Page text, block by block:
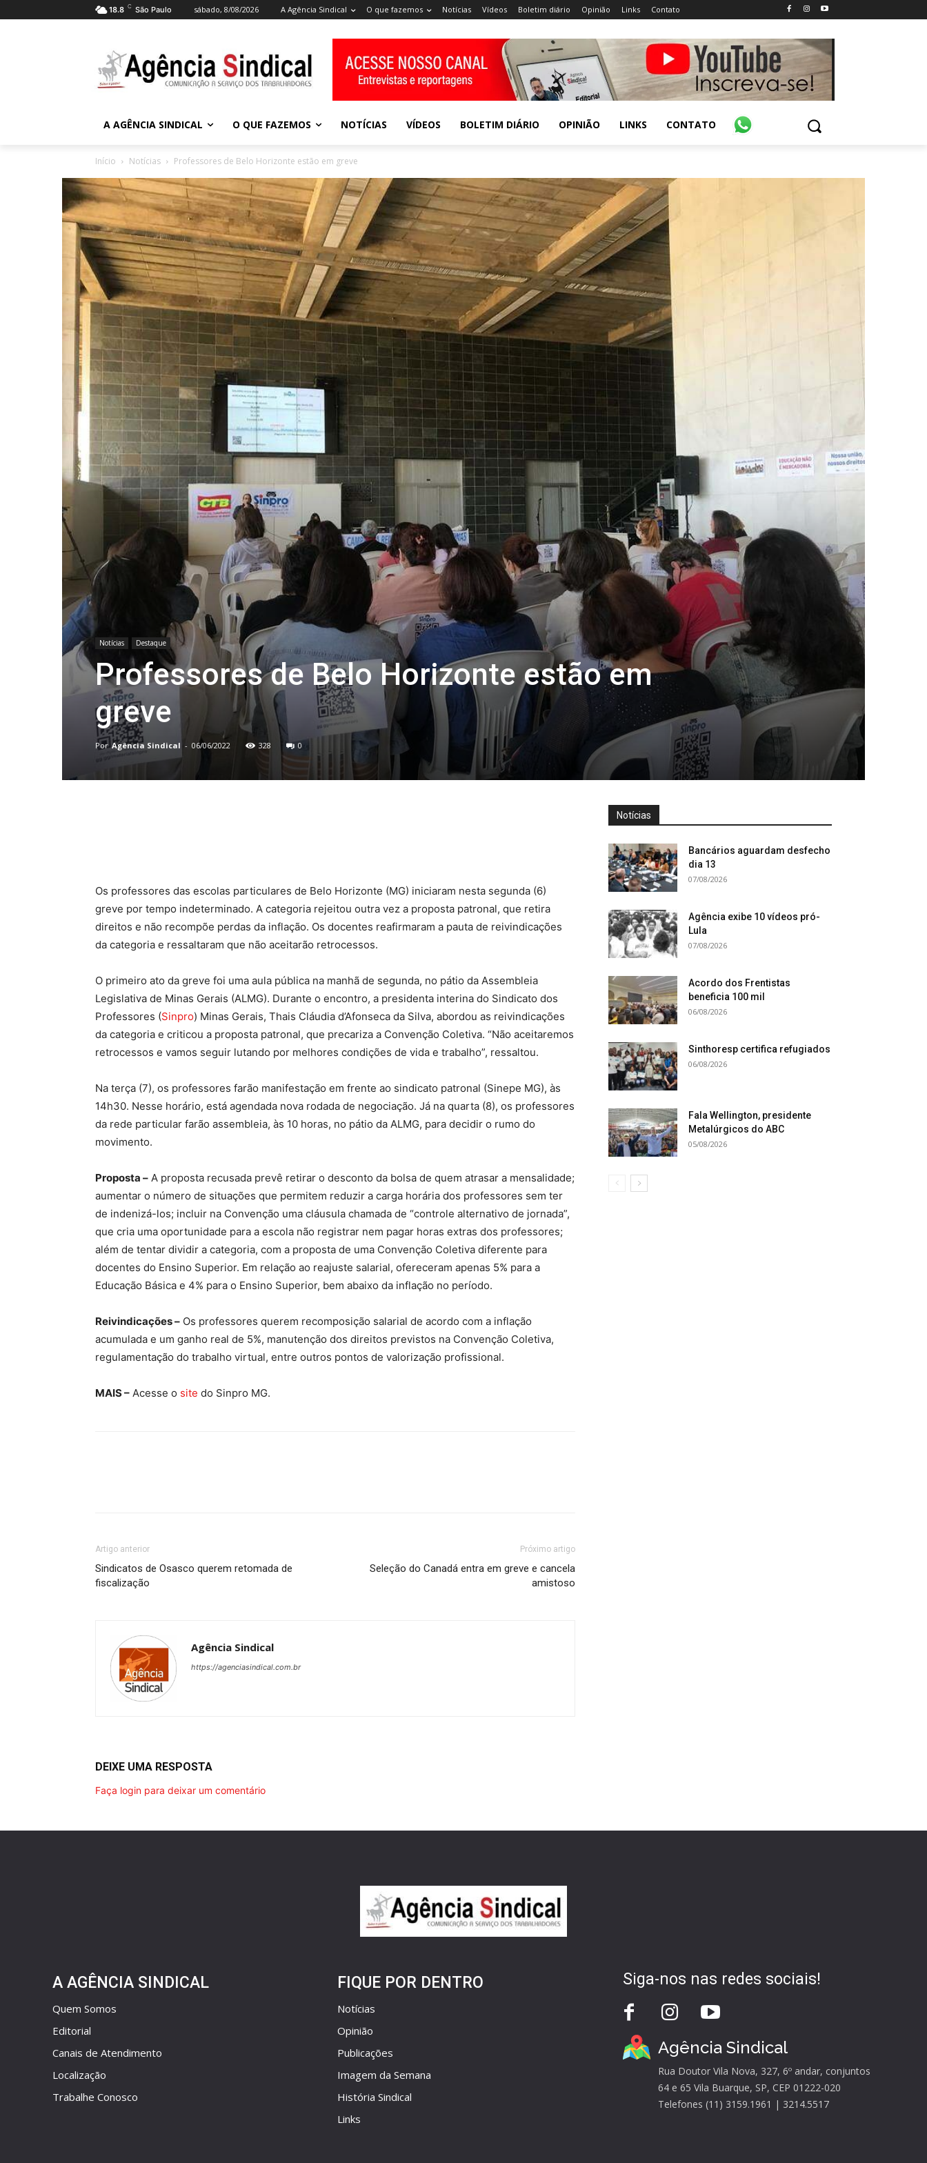
18.8 C São Paulo sábado, 8/08/2026 A Agência Sindical O que fazemos Notícias Vídeos Boletim diário Opinião Links Contato
A AGÊNCIA SINDICAL O QUE FAZEMOS NOTÍCIAS VÍDEOS BOLETIM DIÁRIO OPINIÃO LINKS CONTATO
Início Notícias Professores de Belo Horizonte estão em greve
Notícias Destaque
Professores de Belo Horizonte estão em
greve
Por Agência Sindical - 06/06/2022 328 0
Os professores das escolas particulares de Belo Horizonte (MG) iniciaram nesta segunda (6)
greve por tempo indeterminado. A categoria rejeitou outra vez a proposta patronal, que retira
direitos e não recompõe perdas da inflação. Os docentes reafirmaram a pauta de reivindicações
da categoria e ressaltaram que não aceitarão retrocessos.
O primeiro ato da greve foi uma aula pública na manhã de segunda, no pátio da Assembleia
Legislativa de Minas Gerais (ALMG). Durante o encontro, a presidenta interina do Sindicato dos
Professores (Sinpro) Minas Gerais, Thais Cláudia d’Afonseca da Silva, abordou as reivindicações
da categoria e criticou a proposta patronal, que precariza a Convenção Coletiva. “Não aceitaremos
retrocessos e vamos seguir lutando por melhores condições de vida e trabalho”, ressaltou.
Na terça (7), os professores farão manifestação em frente ao sindicato patronal (Sinepe MG), às
14h30. Nesse horário, está agendada nova rodada de negociação. Já na quarta (8), os professores
da rede particular farão assembleia, às 10 horas, no pátio da ALMG, para decidir o rumo do
movimento.
Proposta – A proposta recusada prevê retirar o desconto da bolsa de quem atrasar a mensalidade;
aumentar o número de situações que permitem reduzir a carga horária dos professores sem ter
de indenizá-los; incluir na Convenção uma cláusula chamada de “controle alternativo de jornada”,
que cria uma oportunidade para a escola não registrar nem pagar horas extras dos professores;
além de tentar dividir a categoria, com a proposta de uma Convenção Coletiva diferente para
docentes do Ensino Superior. Em relação ao reajuste salarial, ofereceram apenas 5% para a
Educação Básica e 4% para o Ensino Superior, bem abaixo da inflação no período.
Reivindicações – Os professores querem recomposição salarial de acordo com a inflação
acumulada e um ganho real de 5%, manutenção dos direitos previstos na Convenção Coletiva,
regulamentação do trabalho virtual, entre outros pontos de valorização profissional.
MAIS – Acesse o site do Sinpro MG.
Artigo anterior
Sindicatos de Osasco querem retomada de
fiscalização
Próximo artigo
Seleção do Canadá entra em greve e cancela
amistoso
Agência Sindical
https://agenciasindical.com.br
DEIXE UMA RESPOSTA
Faça login para deixar um comentário
Notícias
Bancários aguardam desfecho
dia 13
07/08/2026
Agência exibe 10 vídeos pró-
Lula
07/08/2026
Acordo dos Frentistas
beneficia 100 mil
06/08/2026
Sinthoresp certifica refugiados
06/08/2026
Fala Wellington, presidente
Metalúrgicos do ABC
05/08/2026
A AGÊNCIA SINDICAL
Quem Somos
Editorial
Canais de Atendimento
Localização
Trabalhe Conosco
FIQUE POR DENTRO
Notícias
Opinião
Publicações
Imagem da Semana
História Sindical
Links
Siga-nos nas redes sociais!
Agência Sindical
Rua Doutor Vila Nova, 327, 6º andar, conjuntos
64 e 65 Vila Buarque, SP, CEP 01222-020
Telefones (11) 3159.1961 | 3214.5517